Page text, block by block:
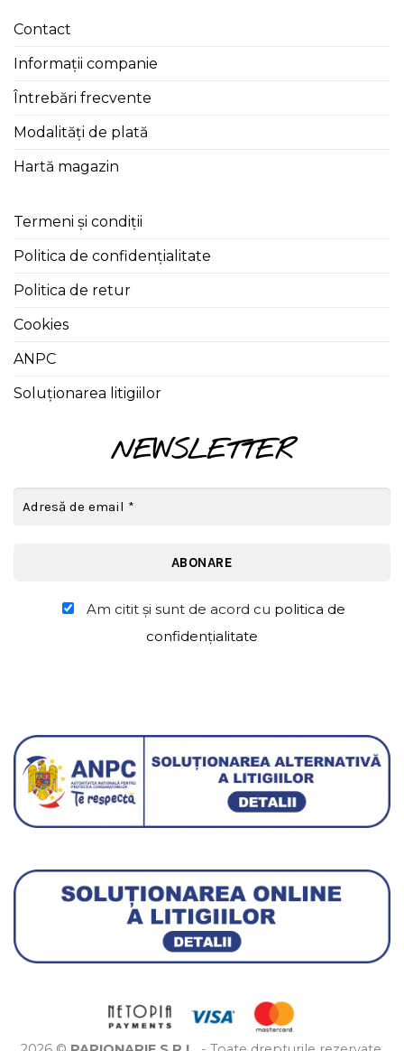
Contact
Informații companie
Întrebări frecvente
Modalități de plată
Hartă magazin
Termeni și condiții
Politica de confidențialitate
Politica de retur
Cookies
ANPC
Soluționarea litigiilor
NEWSLETTER
Am citit şi sunt de acord cu politica de
confidențialitate